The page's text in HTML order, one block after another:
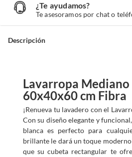
¿Te ayudamos?
Te asesoramos por chat o
Descripción
Lavarropa Mediano
60x40x60 cm Fibra
¡Renueva tu lavadero con el
Con su diseño elegante y
blanca es perfecto para
brillante le dará un toque
que su cubeta rectangular te